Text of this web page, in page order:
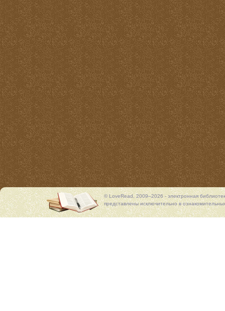
© LoveRead, 2009–2026 - электронная
представлены исключительно в